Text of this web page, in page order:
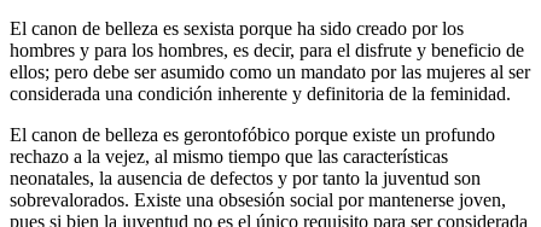
El canon de belleza es sexista porque ha sido creado por los
hombres y para los hombres, es decir, para el disfrute y beneficio de
ellos; pero debe ser asumido como un mandato por las mujeres al ser
considerada una condición inherente y definitoria de la feminidad.
El canon de belleza es gerontofóbico porque existe un profundo
rechazo a la vejez, al mismo tiempo que las características
neonatales, la ausencia de defectos y por tanto la juventud son
sobrevalorados. Existe una obsesión social por mantenerse joven,
pues si bien la juventud no es el único requisito para ser considerada